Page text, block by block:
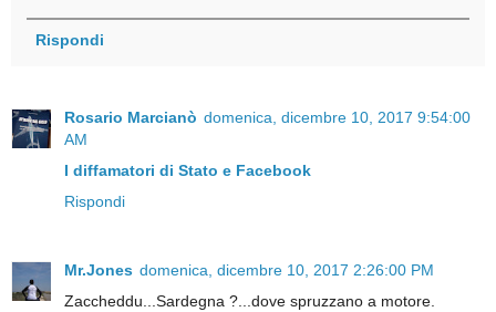
Rispondi
Rosario Marcianò domenica, dicembre 10, 2017 9:54:00
AM
I diffamatori di Stato e Facebook
Rispondi
Mr.Jones domenica, dicembre 10, 2017 2:26:00 PM
Zaccheddu...Sardegna ?...dove spruzzano a motore.